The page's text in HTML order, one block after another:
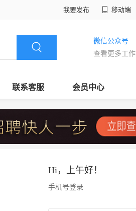
我要发布 移动端
微信公众号
查看更多工作
联系客服 会员中心
Hi， 上午好！
手机号登录